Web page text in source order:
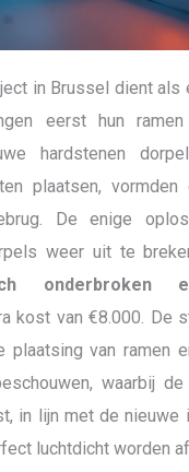
in Brussel dient als
eerst hun
hardstenen
plaatsen,
De enige
weer uit te
onderbroken
kost van €8.000. De
plaatsing van ramen
waarbij de
in lijn met de nieuwe
luchtdicht worden